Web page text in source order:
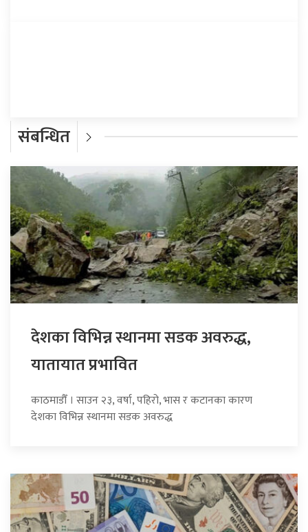
संबन्धित
देशका विभिन्न स्थानमा सडक अवरुद्ध,
यातायात प्रभावित
काठमाडौँ । साउन २३, वर्षा, पहिरो, भास र कटानका कारण
देशका विभिन्न स्थानमा सडक अवरुद्ध